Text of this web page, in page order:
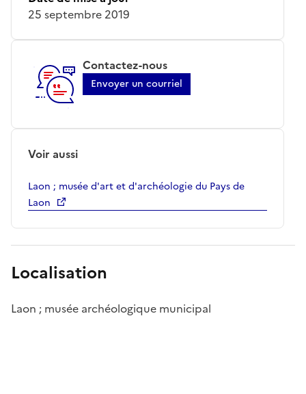
25 septembre 2019
Contactez-nous
Envoyer un courriel
Voir aussi
Laon ; musée d'art et d'archéologie du Pays de
Laon
Localisation
Laon ; musée archéologique municipal